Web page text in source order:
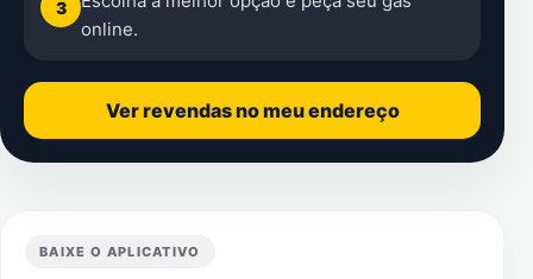
3
online.
Ver revendas no meu endereço
BAIXE O APLICATIVO